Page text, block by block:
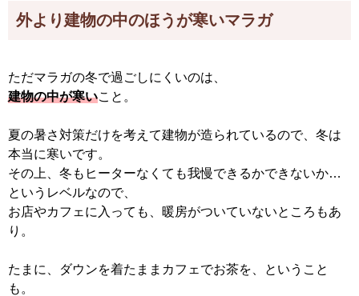
外より建物の中のほうが寒いマラガ
ただマラガの冬で過ごしにくいのは、
建物の中が寒いこと。
夏の暑さ対策だけを考えて建物が造られているので、冬は
本当に寒いです。
その上、冬もヒーターなくても我慢できるかできないか…
というレベルなので、
お店やカフェに入っても、暖房がついていないところもあ
り。
たまに、ダウンを着たままカフェでお茶を、ということ
も。